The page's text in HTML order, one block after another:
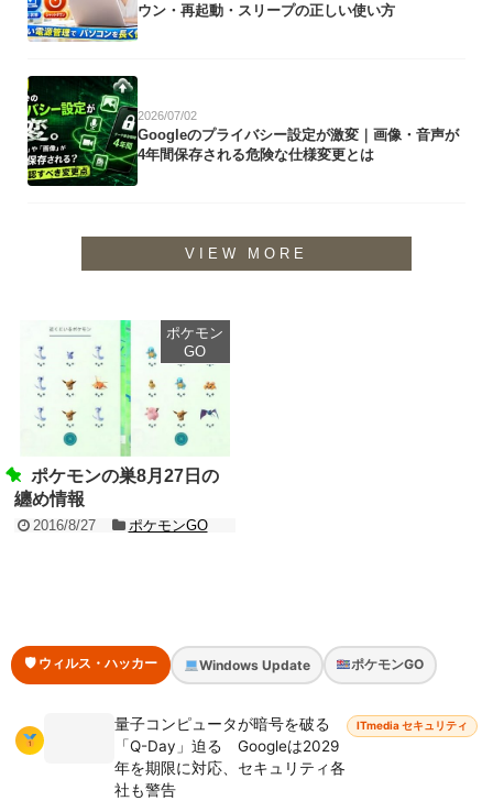
ウン・再起動・スリープの正しい使い方
2026/07/02
Googleのプライバシー設定が激変｜画像・音声が
4年間保存される危険な仕様変更とは
VIEW MORE
ポケモン
GO
ポケモンの巣8月27日の
纏め情報
2016/8/27 ポケモンGO
🛡 ウィルス・ハッカー Windows Update ポケモンGO
量子コンピュータが暗号を破る
「Q-Day」迫る Googleは2029
年を期限に対応、セキュリティ各
社も警告
ITmedia セキュリティ